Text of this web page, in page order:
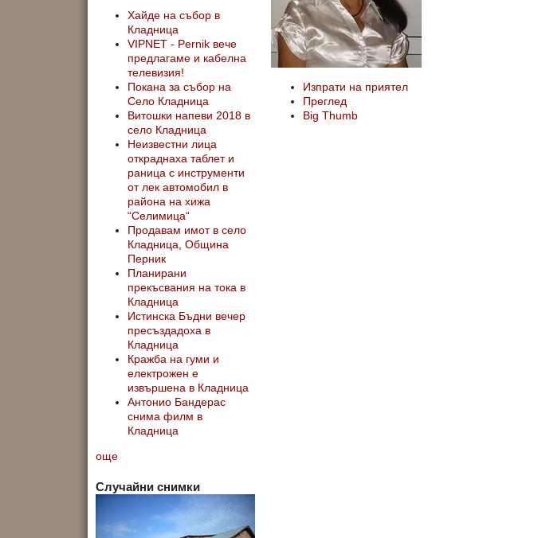
Хайде на събор в
Кладница
VIPNET - Pernik вече
предлагаме и кабелна
телевизия!
Покана за събор на
Село Кладница
Витошки напеви 2018 в
село Кладница
Неизвестни лица
откраднаха таблет и
раница с инструменти
от лек автомобил в
района на хижа
“Селимица“
Продавам имот в село
Кладница, Община
Перник
Планирани
прекъсвания на тока в
Кладница
Истинска Бъдни вечер
пресъздадоха в
Кладница
Кражба на гуми и
електрожен е
извършена в Кладница
Антонио Бандерас
снима филм в
Кладница
още
Случайни снимки
Изпрати на приятел
Преглед
Big Thumb